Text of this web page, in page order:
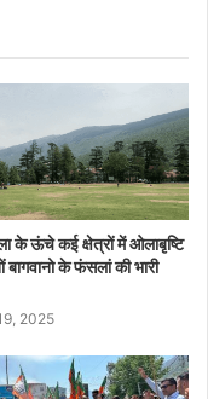
के ऊंचे कई क्षेत्रों में ओलाबृष्टि
बागवानो के फंसलां की भारी
2025